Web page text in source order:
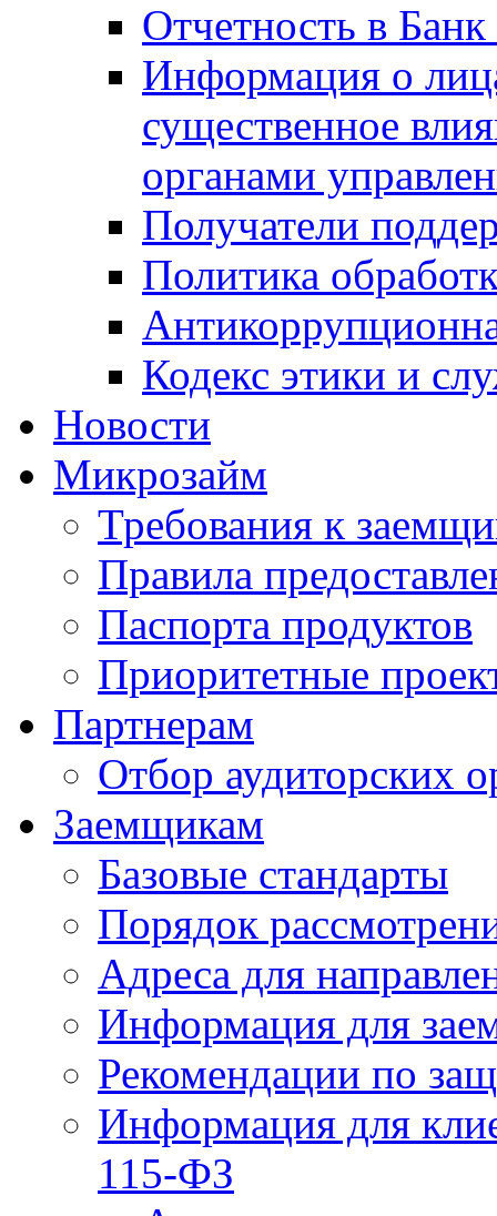
Отчетность в
Информация о
существенное
органами
Получатели
Политика
Кодекс этики и
Новости
Микрозайм
Требования к
Правила
Паспорта продуктов
Приоритетные
Партнерам
Отбор аудиторских
Заемщикам
Базовые стандарты
Порядок
Адреса для
Информация для
Рекомендации по
Информация для
115-ФЗ